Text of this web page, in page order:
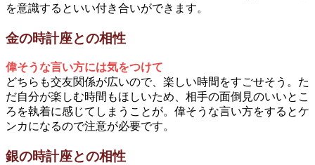
を意識するといい付き合いができます。
金の時計座との相性
偉そうな言い方には気をつけて
どちらも交友関係が広いので、楽しい時間をすごせそう。た
だ自分が楽しむ時間もほしいため、相手の面倒見のいいとこ
ろを執着に感じてしまうことが。偉そうな言い方をするとケ
ンカになるので注意が必要です。
銀の時計座との相性